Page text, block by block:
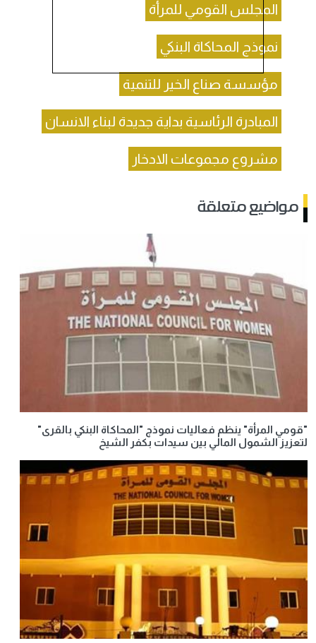
المجلس القومي للمرأة
نموذج المحاكاة البنكي
مؤسسة صناع الخير للتنمية
المبادرة الرئاسية بداية جديدة لبناء الانسان
مشروع مجموعات الادخار
مواضيع متعلقة
"قومي المرأة" ينظم فعاليات نموذج "المحاكاة البنكي بالقرى"
لتعزيز الشمول المالي بين سيدات بكفر الشيخ